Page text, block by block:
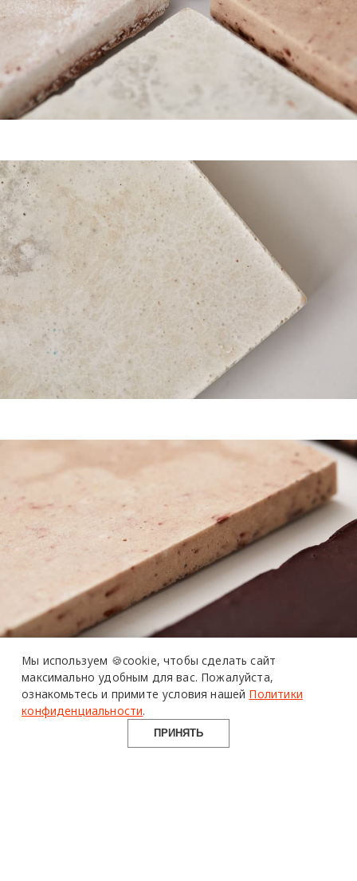
Мы используем 🍪cookie, чтобы сделать сайт
максимально удобным для вас. Пожалуйста,
ознакомьтесь и примите условия нашей Политики
конфиденциальности.
ПРИНЯТЬ